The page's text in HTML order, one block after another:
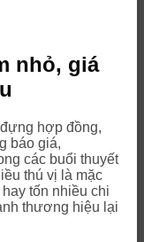
nhỏ, giá
hợp đồng,
báo giá,
các buổi thuyết
thú vị là mặc
tốn nhiều chi
thương hiệu lại